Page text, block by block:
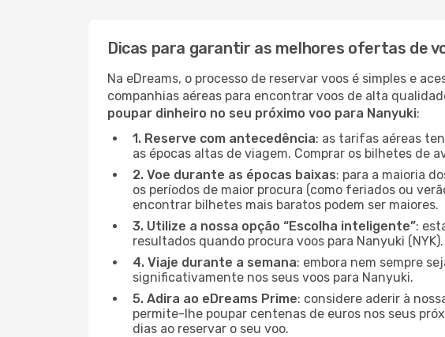
Dicas para garantir as melhores ofertas de
Na eDreams, o processo de reservar voos é simples e
companhias aéreas para encontrar voos de alta
poupar dinheiro no seu próximo voo para Nanyuki:
1. Reserve com antecedência: as tarifas aéreas
as épocas altas de viagem. Comprar os bilhetes de
2. Voe durante as épocas baixas: para a maioria
os períodos de maior procura (como feriados ou
encontrar bilhetes mais baratos podem ser maiores.
3. Utilize a nossa opção “Escolha inteligente”:
resultados quando procura voos para Nanyuki (NYK).
4. Viaje durante a semana: embora nem sempre
significativamente nos seus voos para Nanyuki.
5. Adira ao eDreams Prime: considere aderir à
permite-lhe poupar centenas de euros nos seus
dias ao reservar o seu voo.